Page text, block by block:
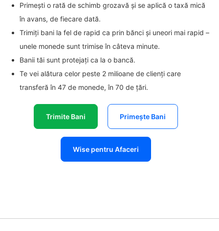
Primești o rată de schimb grozavă și se aplică o taxă mică
în avans, de fiecare dată.
Trimiți bani la fel de rapid ca prin bănci și uneori mai rapid –
unele monede sunt trimise în câteva minute.
Banii tăi sunt protejați ca la o bancă.
Te vei alătura celor peste 2 milioane de clienți care
transferă în 47 de monede, în 70 de țări.
Trimite Bani Primește Bani
Wise pentru Afaceri